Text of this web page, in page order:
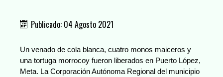
Publicado: 04 Agosto 2021
Un venado de cola blanca, cuatro monos maiceros y
una tortuga morrocoy fueron liberados en Puerto López,
Meta. La Corporación Autónoma Regional del municipio